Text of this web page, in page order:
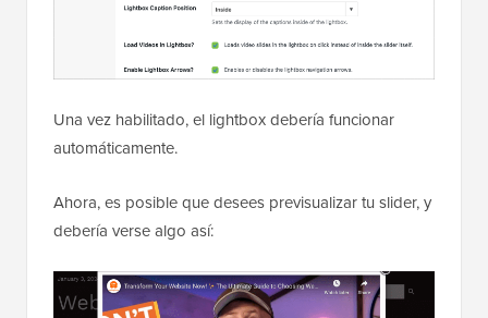
Una vez habilitado, el lightbox debería funcionar
automáticamente.
Ahora, es posible que desees previsualizar tu slider, y
debería verse algo así: